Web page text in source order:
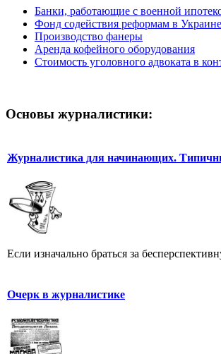
Банки, работающие с военной
Фонд содействия реформам в Украине
Производство фанеры
Аренда кофейного оборудования
Cтоимость уголовного адвоката в
Основы журналистики:
Журналистика для начинающих.
Если изначально браться за
Очерк в журналистике